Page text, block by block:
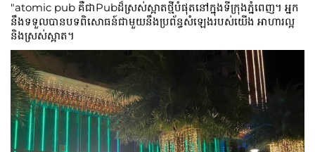
"atomic pub គឺជាPubដ៏ស្រស់ស្អាតថ្មីបំផុតនៅក្នុងទីក្រុងភ្នំពេញ។ អ្នក
នឹងទទួលបានបទពិសោធន៍ជាមួយនឹងប្រព័ន្ធសំឡេងរបស់យើង អាហារល្អ
និងស្រស់ស្អាត។